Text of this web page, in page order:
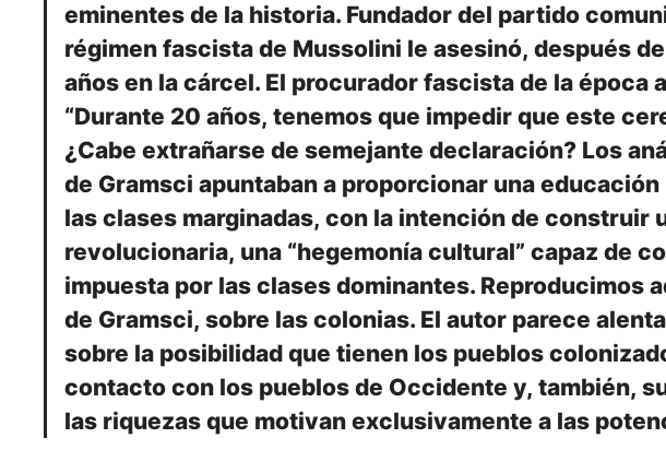
eminentes de la historia. Fundador del partido
régimen fascista de Mussolini le asesinó, después
años en la cárcel. El procurador fascista de la época
“Durante 20 años, tenemos que impedir que este
¿Cabe extrañarse de semejante declaración? Los
de Gramsci apuntaban a proporcionar una
las clases marginadas, con la intención de construir
revolucionaria, una “hegemonía cultural” capaz de
impuesta por las clases dominantes. Reproducimos
de Gramsci, sobre las colonias. El autor parece
sobre la posibilidad que tienen los pueblos
contacto con los pueblos de Occidente y, también,
las riquezas que motivan exclusivamente a las